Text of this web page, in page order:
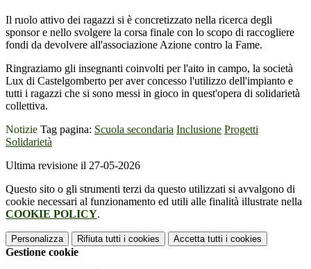
Il ruolo attivo dei ragazzi si è concretizzato nella ricerca degli
sponsor e nello svolgere la corsa finale con lo scopo di raccogliere
fondi da devolvere all'associazione Azione contro la Fame.
Ringraziamo gli insegnanti coinvolti per l'aito in campo, la società
Lux di Castelgomberto per aver concesso l'utilizzo dell'impianto e
tutti i ragazzi che si sono messi in gioco in quest'opera di solidarietà
collettiva.
Notizie Tag pagina: Scuola secondaria Inclusione Progetti
Solidarietà
Ultima revisione il 27-05-2026
Questo sito o gli strumenti terzi da questo utilizzati si avvalgono di
cookie necessari al funzionamento ed utili alle finalità illustrate nella
COOKIE POLICY.
Personalizza Rifiuta tutti i cookies Accetta tutti i cookies
Gestione cookie